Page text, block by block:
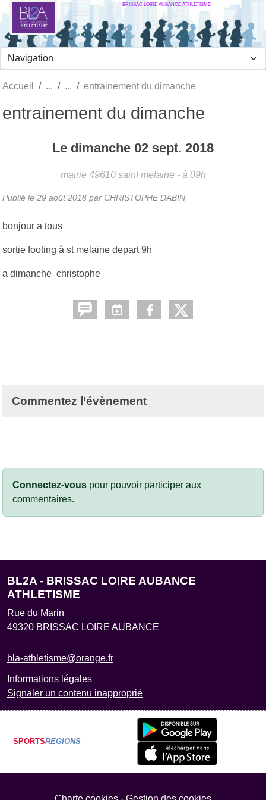
BRISSAC LOIRE AUBANCE ATHLETISME
Accueil entrainement du dimanche
entrainement du dimanche
Le dimanche 02 sept. 2018
mairie 49610 saint melaine - à 09h
Publié le 29 août 2018 par CHRISTOPHE DABIN
bonjour a tous
sortie footing à st melaine depart 9h
a dimanche christophe
Commentez l’évènement
Connectez-vous pour pouvoir participer aux
commentaires.
BL2A - BRISSAC LOIRE AUBANCE
ATHLETISME
Rue du Marin
49320 BRISSAC LOIRE AUBANCE
bla-athletisme@orange.fr
Informations légales
Signaler un contenu inapproprié
SPORTSREGIONS
Panneau de gestion des cookies